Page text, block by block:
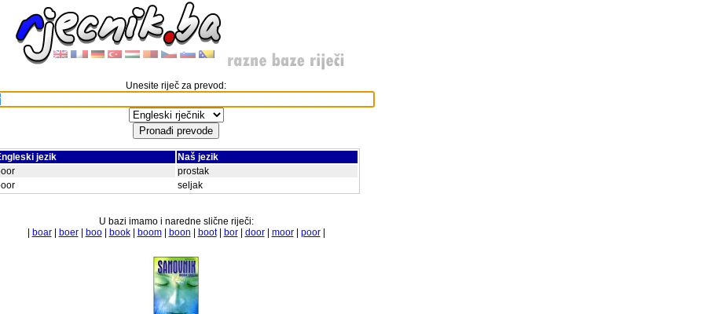
Unesite riječ za prevod:
jezik
Naš jezik
prostak
seljak
U bazi imamo i naredne slične riječi:
boar| boer| boo| book| boom| boon boot| bor| door| moor| poor|